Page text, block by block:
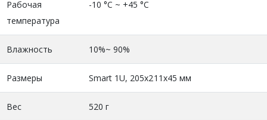
Рабочая
температура
-10 °C ~ +45 °C
Влажность 10%~ 90%
Размеры Smart 1U, 205x211x45 мм
Вес 520 г